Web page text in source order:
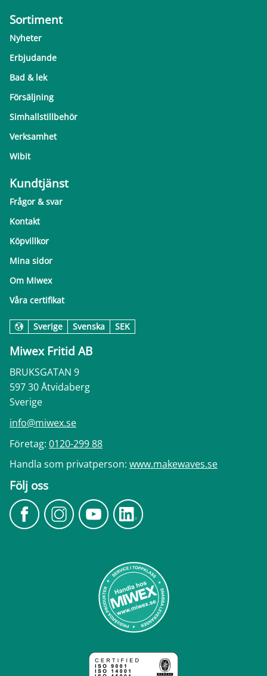
Sortiment
Nyheter
Erbjudande
Bad & lek
Försäljning
Simhallstillbehör
Verksamhet
Wibit
Kundtjänst
Frågor & svar
Kontakt
Köpvillkor
Mina sidor
Om Miwex
Våra certifikat
Sverige Svenska SEK
Miwex Fritid AB
BRUKSGATAN 9
597 30 Åtvidaberg
Sverige
info@miwex.se
Företag: 0120-299 88
Handla som privatperson: www.makewaves.se
Följ oss